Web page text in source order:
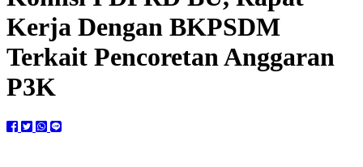
Kerja Dengan BKPSDM
Terkait Pencoretan Anggaran
P3K